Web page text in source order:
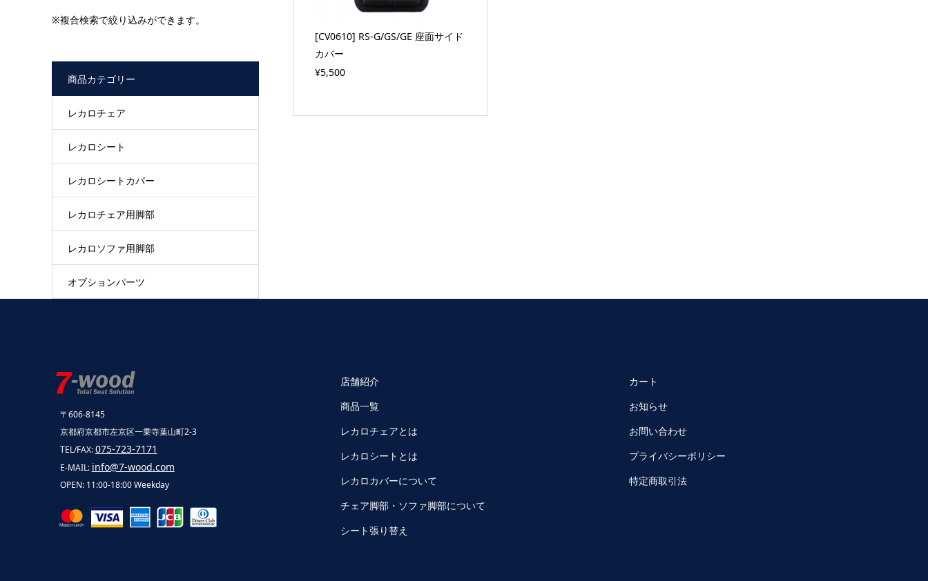
[CV0610] RS-G/GS/GE 座面サイド
カバー
¥5,500
※複合検索で絞り込みができます。
商品カテゴリー
レカロチェア
レカロシート
レカロシートカバー
レカロチェア用脚部
レカロソファ用脚部
オブションパーツ
〒606-8145
京都府京都市左京区一乗寺葉山町2-3
TEL/FAX:075-723-7171
E-MAIL: info@7-wood.com
OPEN: 11:00-18:00 Weekday
店舗紹介
商品一覧
レカロチェアとは
レカロシートとは
レカロカバーについて
チェア脚部・ソファ脚部について
シート張り替え
カート
お知らせ
お問い合わせ
プライバシーポリシー
特定商取引法